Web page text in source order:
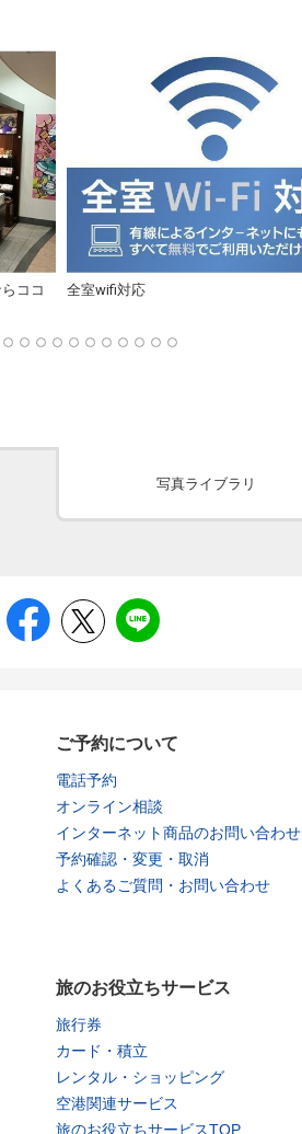
ココ
全室wifi対応
写真ライブラリ
ご予約について
電話予約
オンライン相談
インターネット商品のお問い合わせ
予約確認・変更・取消
よくあるご質問・お問い合わせ
旅のお役立ちサービス
旅行券
カード・積立
レンタル・ショッピング
空港関連サービス
旅のお役立ちサービスTOP